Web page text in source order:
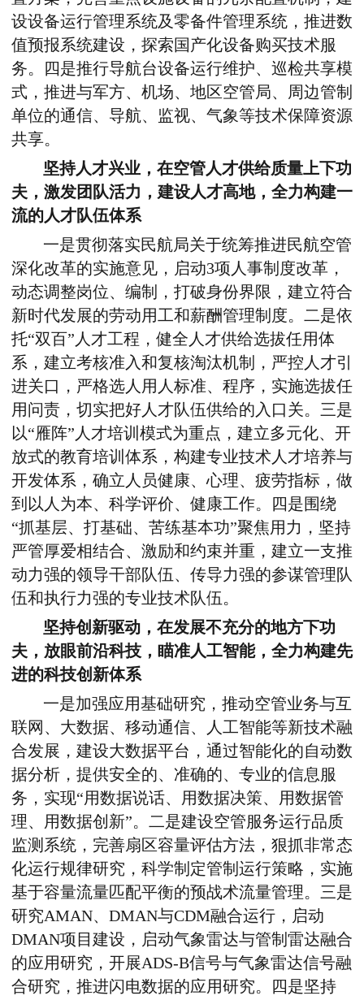
设设备运行管理系统及零备件管理系统，推进数
值预报系统建设，探索国产化设备购买技术服
务。四是推行导航台设备运行维护、巡检共享模
式，推进与军方、机场、地区空管局、周边管制
单位的通信、导航、监视、气象等技术保障资源
共享。
坚持人才兴业，在空管人才供给质量上下功
夫，激发团队活力，建设人才高地，全力构建一
流的人才队伍体系
一是贯彻落实民航局关于统筹推进民航空管
深化改革的实施意见，启动3项人事制度改革，
动态调整岗位、编制，打破身份界限，建立符合
新时代发展的劳动用工和薪酬管理制度。二是依
托“双百”人才工程，健全人才供给选拔任用体
系，建立考核准入和复核淘汰机制，严控人才引
进关口，严格选人用人标准、程序，实施选拔任
用问责，切实把好人才队伍供给的入口关。三是
以“雁阵”人才培训模式为重点，建立多元化、开
放式的教育培训体系，构建专业技术人才培养与
开发体系，确立人员健康、心理、疲劳指标，做
到以人为本、科学评价、健康工作。四是围绕
“抓基层、打基础、苦练基本功”聚焦用力，坚持
严管厚爱相结合、激励和约束并重，建立一支推
动力强的领导干部队伍、传导力强的参谋管理队
伍和执行力强的专业技术队伍。
坚持创新驱动，在发展不充分的地方下功
夫，放眼前沿科技，瞄准人工智能，全力构建先
进的科技创新体系
一是加强应用基础研究，推动空管业务与互
联网、大数据、移动通信、人工智能等新技术融
合发展，建设大数据平台，通过智能化的自动数
据分析，提供安全的、准确的、专业的信息服
务，实现“用数据说话、用数据决策、用数据管
理、用数据创新”。二是建设空管服务运行品质
监测系统，完善扇区容量评估方法，狠抓非常态
化运行规律研究，科学制定管制运行策略，实施
基于容量流量匹配平衡的预战术流量管理。三是
研究AMAN、DMAN与CDM融合运行，启动
DMAN项目建设，启动气象雷达与管制雷达融合
的应用研究，开展ADS-B信号与气象雷达信号融
合研究，推进闪电数据的应用研究。四是坚持